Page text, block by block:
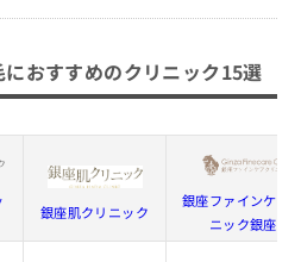
おすすめのクリニック15選
銀座肌クリニック
銀座ファインケア
ニック銀座院